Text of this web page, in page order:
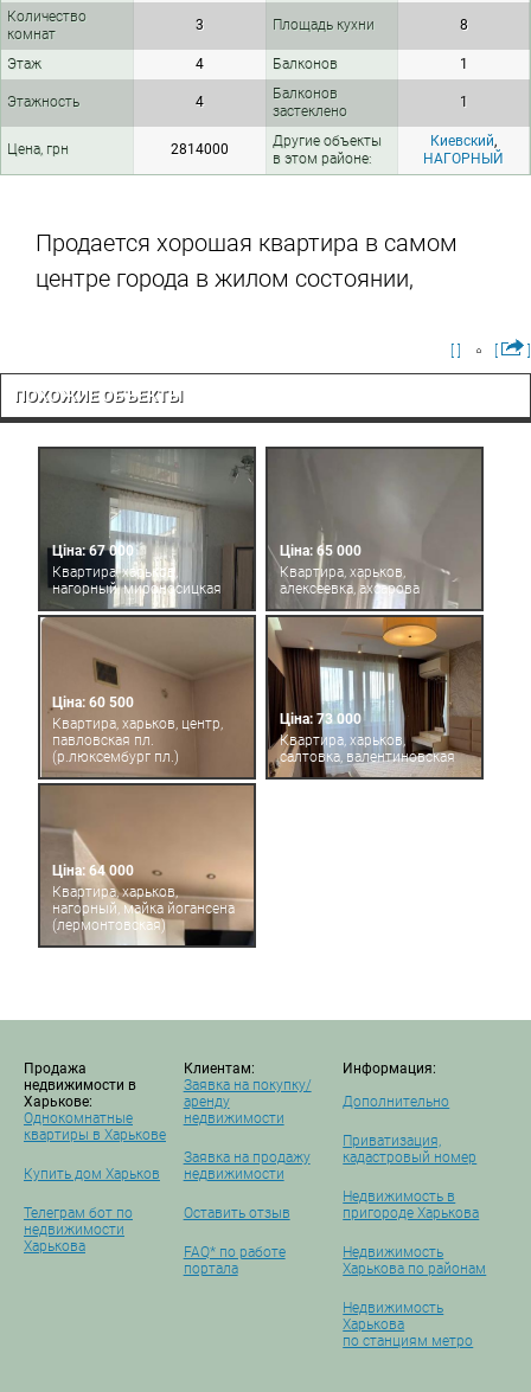
Количество
комнат
3 Площадь кухни 8
Этаж 4 Балконов 1
Этажность 4
Балконов
застеклено
1
Цена, грн 2814000
Другие объекты
в этом районе:
Киевский,
НАГОРНЫЙ
Продается хорошая квартира в самом
центре города в жилом состоянии,
ПОХОЖИЕ ОБЪЕКТЫ
Ціна: 67 000
Квартира, харьков,
нагорный, мироносицкая
Ціна: 65 000
Квартира, харьков,
алексеевка, ахсарова
Ціна: 60 500
Квартира, харьков, центр,
павловская пл.
(р.люксембург пл.)
Ціна: 73 000
Квартира, харьков,
салтовка, валентиновская
Ціна: 64 000
Квартира, харьков,
нагорный, майка йогансена
(лермонтовская)
Продажа
недвижимости в
Харькове:
Однокомнатные
квартиры в Харькове
Купить дом Харьков
Телеграм бот по
недвижимости
Харькова
Клиентам:
Заявка на покупку/
аренду
недвижимости
Заявка на продажу
недвижимости
Оставить отзыв
FAQ* по работе
портала
Информация:
Дополнительно
Приватизация,
кадастровый номер
Недвижимость в
пригороде Харькова
Недвижимость
Харькова по районам
Недвижимость
Харькова
по станциям метро